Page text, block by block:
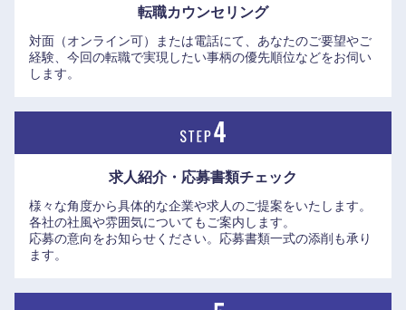
https://www.elite-network.co.jp/interview_kigyo/122.html
●サステナブルビジネス部 業務推進グループ 次長：太田 悟史
氏、サステナブルビジネス部 企画開発グループ 次長：小野
https://www.elite-network.co.jp/interview_kigyo/mufg-
転職カウンセリング
対面（オンライン可）または電話にて、あなたのご要望やご
経験、今回の転職で実現したい事柄の優先順位などをお伺い
します。
求人紹介・応募書類チェック
様々な角度から具体的な企業や求人のご提案をいたします。
各社の社風や雰囲気についてもご案内します。
応募の意向をお知らせください。応募書類一式の添削も承り
ます。
鳥取県 島根県
岡山県 広島県